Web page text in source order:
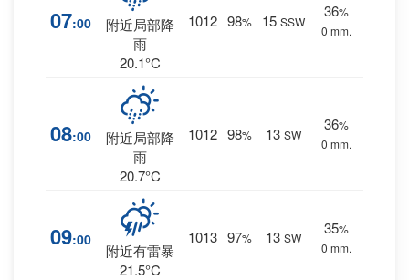
07:00
附近局部降
雨
20.1°C
1012 98% 15 SSW
36%
0 mm.
08:00
附近局部降
雨
20.7°C
1012 98% 13 SW
36%
0 mm.
09:00
附近有雷暴
21.5°C
1013 97% 13 SW
35%
0 mm.